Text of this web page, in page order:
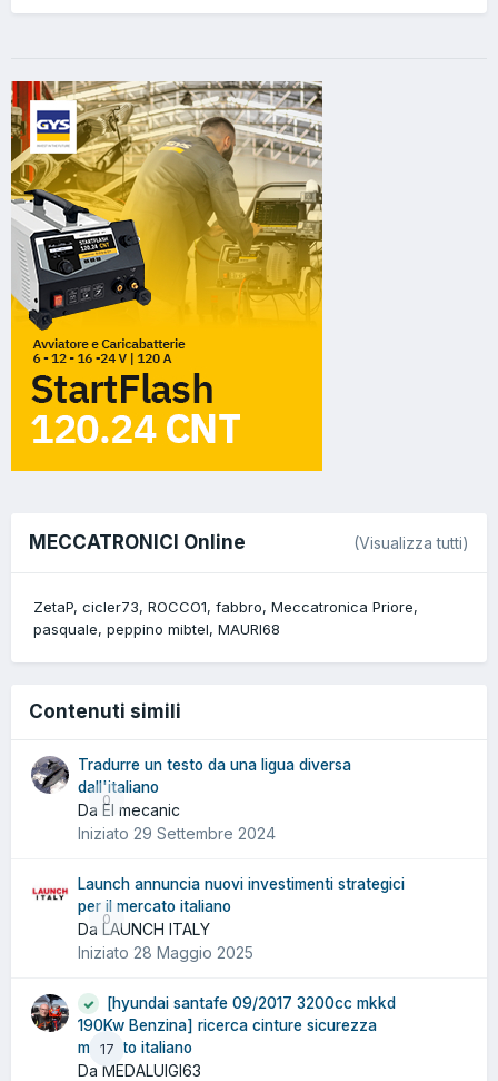
MECCATRONICI Online (Visualizza tutti)
ZetaP cicler73 ROCCO1 fabbro Meccatronica Priore
pasquale peppino mibtel MAURI68
Contenuti simili
0
Tradurre un testo da una ligua diversa
dall'italiano
Da El mecanic
Iniziato 29 Settembre 2024
0
Launch annuncia nuovi investimenti strategici
per il mercato italiano
Da LAUNCH ITALY
Iniziato 28 Maggio 2025
17
[hyundai santafe 09/2017 3200cc mkkd
190Kw Benzina] ricerca cinture sicurezza
mercato italiano
Da MEDALUIGI63